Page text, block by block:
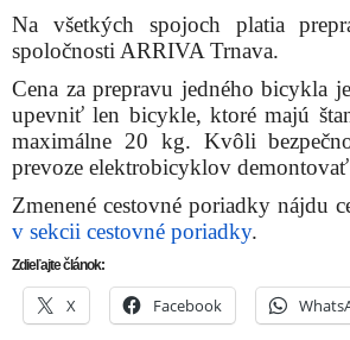
Na všetkých spojoch platia
spoločnosti ARRIVA Trnava.
Cena za prepravu jedného bicykla
upevniť len bicykle, ktoré majú
maximálne 20 kg. Kvôli
prevoze elektrobicyklov
Zmenené cestovné poriadky nájdu
v sekcii cestovné poriadky.
Zdieľajte článok:
X Facebook